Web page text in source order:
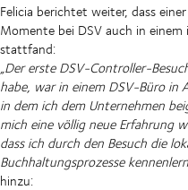
Felicia berichtet weiter, dass
Momente bei DSV auch in
stattfand:
„Der erste DSV-Controller-
habe, war in einem DSV-Büro in
in dem ich dem Unternehmen
mich eine völlig neue Erfahrung
dass ich durch den Besuch die
Buchhaltungsprozesse
hinzu: